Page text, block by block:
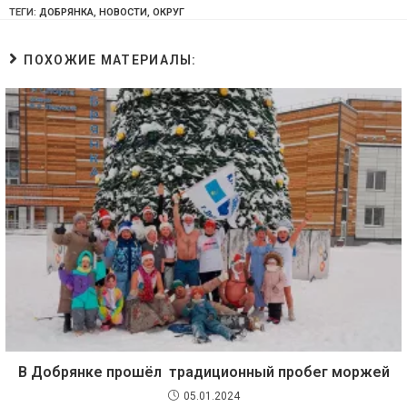
ТЕГИ: ДОБРЯНКА, НОВОСТИ, ОКРУГ
ПОХОЖИЕ МАТЕРИАЛЫ:
В Добрянке прошёл традиционный пробег моржей
05.01.2024